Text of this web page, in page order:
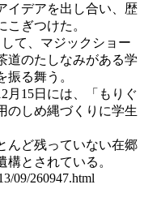
イデアを出し合い、歴
ぎつけた。
て、マジックショー
道のたしなみがある学
る舞う。
月15日には、「もりぐ
のしめ縄づくりに学生
んど残っていない在郷
とされている。
09/260947.html